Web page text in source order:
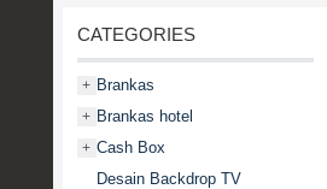
CATEGORIES
+ Brankas
+ Brankas hotel
+ Cash Box
Desain Backdrop TV